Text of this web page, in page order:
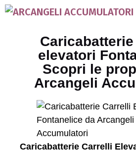
elevatori
Scopri le
Arcangeli
Caricabatterie Carrelli